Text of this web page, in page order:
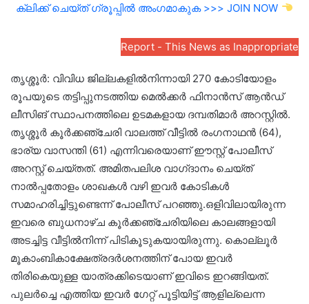
ക്ലിക്ക് ചെയ്ത് ഗ്രൂപ്പിൽ അംഗമാകുക >>> JOIN NOW
Report - This News as Inappropriate
തൃശ്ശൂർ: വിവിധ ജില്ലകളിൽനിന്നായി 270 കോടിയോളം
രൂപയുടെ തട്ടിപ്പുനടത്തിയ മെൽക്കർ ഫിനാൻസ് ആൻഡ്
ലീസിങ് സ്ഥാപനത്തിലെ ഉടമകളായ ദമ്പതിമാർ അറസ്റ്റിൽ.
തൃശ്ശൂർ കൂർക്കഞ്ചേരി വാലത്ത് വീട്ടിൽ രംഗനാഥൻ (64),
ഭാര്യ വാസന്തി (61) എന്നിവരെയാണ് ഈസ്റ്റ് പോലീസ്
അറസ്റ്റ്‌ ചെയ്തത്. അമിതപലിശ വാഗ്‌ദാനം ചെയ്ത്
നാൽപ്പതോളം ശാഖകൾ വഴി ഇവർ കോടികൾ
സമാഹരിച്ചിട്ടുണ്ടെന്ന് പോലീസ് പറഞ്ഞു.ഒളിവിലായിരുന്ന
ഇവരെ ബുധനാഴ്‌ച കൂർക്കഞ്ചേരിയിലെ കാലങ്ങളായി
അടച്ചിട്ട വീട്ടിൽനിന്ന് പിടികൂടുകയായിരുന്നു. കൊല്ലൂർ
മൂകാംബികാക്ഷേത്രദർശനത്തിന് പോയ ഇവർ
തിരികെയുള്ള യാത്രക്കിടെയാണ് ഇവിടെ ഇറങ്ങിയത്.
പുലർച്ചെ എത്തിയ ഇവർ ഗേറ്റ് പൂട്ടിയിട്ട് ആളില്ലെന്ന